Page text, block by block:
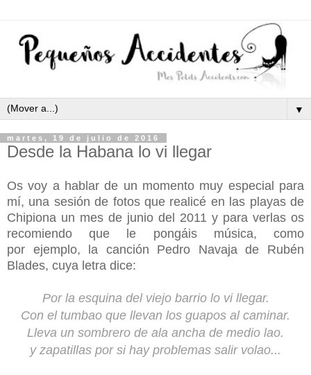
▼
martes, 19 de julio de 2016
Desde la Habana lo vi llegar
Os voy a hablar de un momento muy especial para
mí, una sesión de fotos que realicé en las playas de
Chipiona un mes de junio del 2011 y para verlas os
recomiendo que le pongáis música, como
por ejemplo, la canción Pedro Navaja de Rubén
Blades, cuya letra dice:
Por la esquina del viejo barrio lo vi llegar.
Con el tumbao que llevan los guapos al caminar.
Lleva un sombrero de ala ancha de medio lao.
y zapatillas por si hay problemas salir volao...